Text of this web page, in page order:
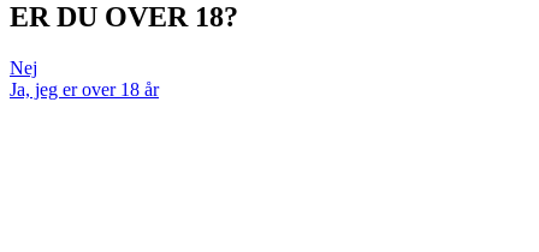
ER DU OVER 18?
Nej
Ja, jeg er over 18 år